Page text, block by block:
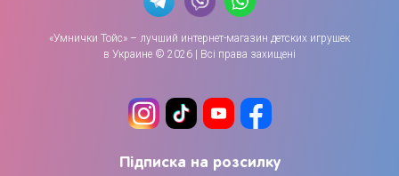
«Умнички Тойс» – лучший интернет-магазин детских игрушек
в Украине © 2026 | Всі права захищені
Підписка на розсилку